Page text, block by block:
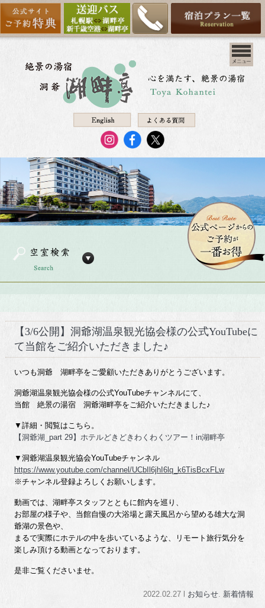
【3/6公開】洞爺湖温泉観光協会様の公式YouTubeに
て当館をご紹介いただきました♪
いつも洞爺 湖畔亭をご愛顧いただきありがとうございます。
洞爺湖温泉観光協会様の公式YouTubeチャンネルにて、
当館 絶景の湯宿 洞爺湖畔亭をご紹介いただきました♪
▼詳細・閲覧はこちら。
【洞爺湖_part 29】ホテルどきどきわくわくツアー！in湖畔亭
▼洞爺湖温泉観光協会YouTubeチャンネル
https://www.youtube.com/channel/UCbIl6jhI6lq_k6TisBcxFLw
※チャンネル登録よろしくお願いします。
動画では、湖畔亭スタッフとともに館内を巡り、
お部屋の様子や、当館自慢の大浴場と露天風呂から望める雄大な洞
爺湖の景色や、
まるで実際にホテルの中を歩いているような、リモート旅行気分を
楽しみ頂ける動画となっております。
是非ご覧くださいませ。
2022.02.27 l お知らせ. 新着情報